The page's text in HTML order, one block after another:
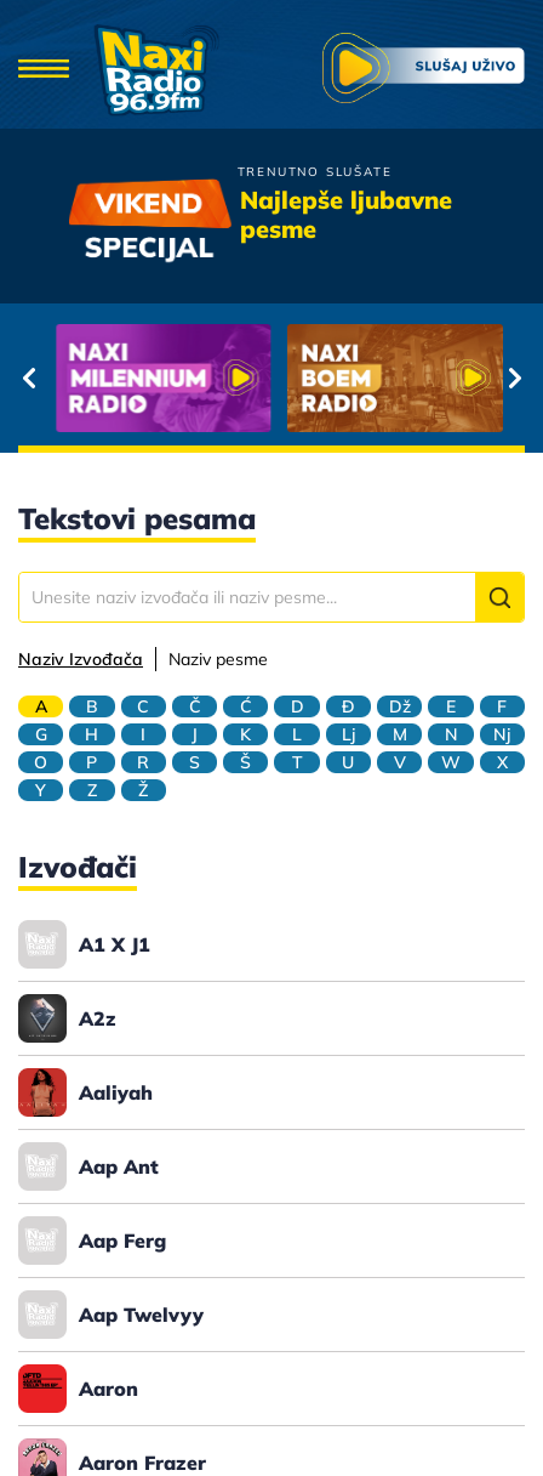
TRENUTNO SLUŠATE
Najlepše ljubavne
pesme
Boris Novkovic
Dok Svira Radio
Tekstovi pesama
Naziv Izvođača Naziv pesme
A B C Č Ć D Đ Dž E
F
G
H I J K L Lj M N
Nj
O
P R S Š T U V W
X
Y
Z Ž
Izvođači
A1 X J1
A2z
Aaliyah
Aap Ant
Aap Ferg
Aap Twelvyy
Aaron
Aaron Frazer